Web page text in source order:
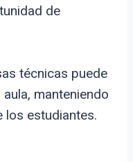
de
técnicas puede
manteniendo
los estudiantes.